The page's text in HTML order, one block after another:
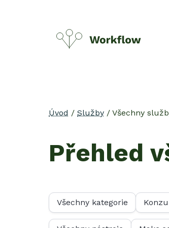
Úvod / Služby / Všechny
Přehled
Všechny kategorie